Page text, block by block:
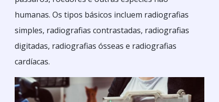
humanas. Os tipos básicos incluem radiografias
simples, radiografias contrastadas, radiografias
digitadas, radiografias ósseas e radiografias
cardíacas.